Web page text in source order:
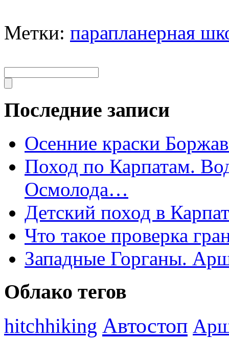
Метки: парапланерная
Последние записи
Осенние краски
Поход по Карпатам.
Осмолода…
Детский поход в
Что такое проверка
Западные Горганы.
Облако тегов
hitchhiking Автостоп